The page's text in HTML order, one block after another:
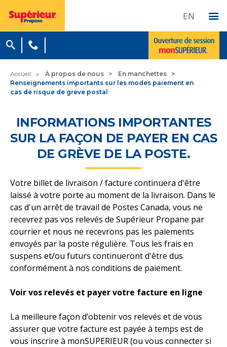
EN
Accueil À propos de nous
En manchettes
Renseignements importants sur les modes paiement en
cas de risque de greve postal
INFORMATIONS IMPORTANTES
SUR LA FAÇON DE PAYER EN CAS
DE GRÈVE DE LA POSTE.
Votre billet de livraison / facture continuera d'être
laissé à votre porte au moment de la livraison. Dans le
cas d'un arrêt de travail de Postes Canada, vous ne
recevrez pas vos relevés de Supérieur Propane par
courrier et nous ne recevrons pas les paiements
envoyés par la poste régulière. Tous les frais en
suspens et/ou futurs continueront d'être dus
conformément à nos conditions de paiement.
Voir vos relevés et payer votre facture en ligne
La meilleure façon d’obtenir vos relevés et de vous
assurer que votre facture est payée à temps est de
vous inscrire à monSUPERIEUR (ou vous connecter si